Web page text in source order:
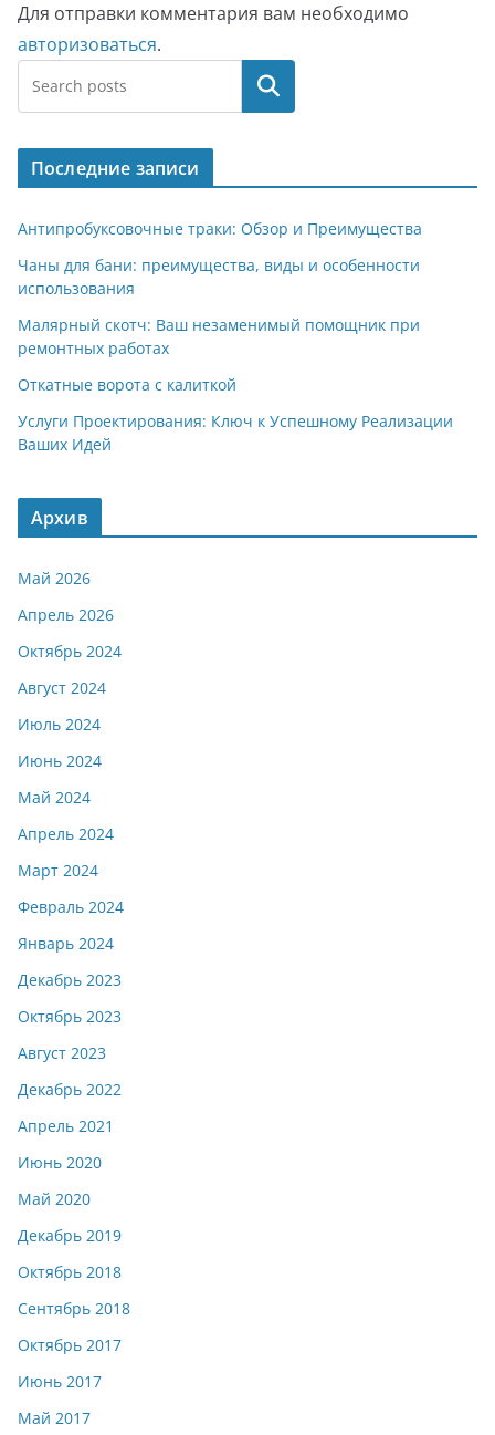
Для отправки комментария вам необходимо
авторизоваться.
Поиск
Последние записи
Антипробуксовочные траки: Обзор и Преимущества
Чаны для бани: преимущества, виды и особенности
использования
Малярный скотч: Ваш незаменимый помощник при
ремонтных работах
Откатные ворота с калиткой
Услуги Проектирования: Ключ к Успешному Реализации
Ваших Идей
Архив
Май 2026
Апрель 2026
Октябрь 2024
Август 2024
Июль 2024
Июнь 2024
Май 2024
Апрель 2024
Март 2024
Февраль 2024
Январь 2024
Декабрь 2023
Октябрь 2023
Август 2023
Декабрь 2022
Апрель 2021
Июнь 2020
Май 2020
Декабрь 2019
Октябрь 2018
Сентябрь 2018
Октябрь 2017
Июнь 2017
Май 2017